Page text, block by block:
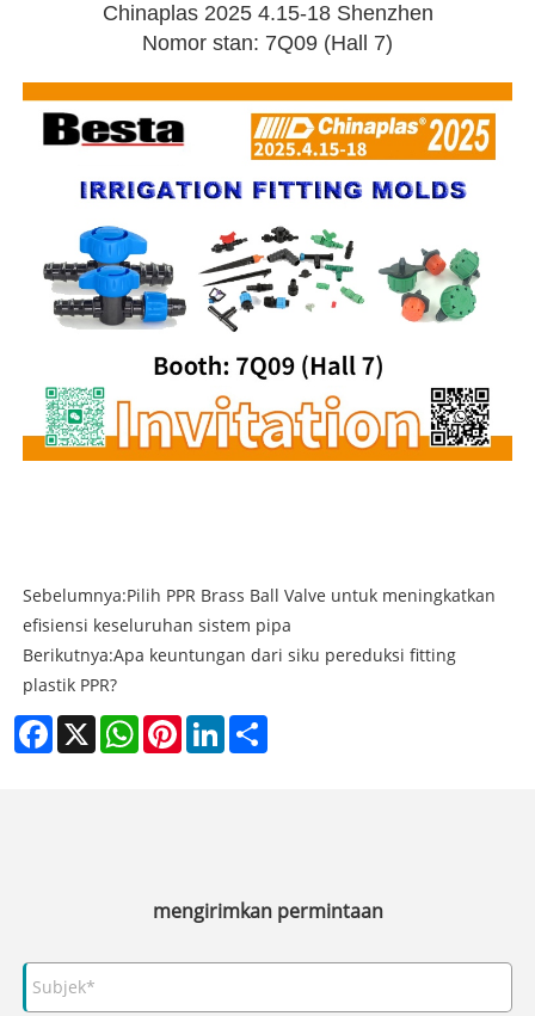
Chinaplas 2025 4.15-18 Shenzhen
Nomor stan: 7Q09 (Hall 7)
Sebelumnya:Pilih PPR Brass Ball Valve untuk meningkatkan
efisiensi keseluruhan sistem pipa
Berikutnya:Apa keuntungan dari siku pereduksi fitting
plastik PPR?
Facebook
X WhatsAppPinterestLinkedIn
mengirimkan permintaan